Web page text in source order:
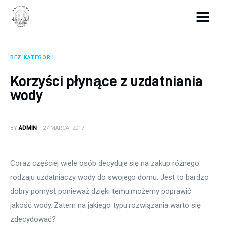
Remont
BEZ KATEGORII
Korzyści płynące z uzdatniania
wody
BY ADMIN 27 MARCA, 2017
Coraz częściej wiele osób decyduje się na zakup różnego
rodzaju uzdatniaczy wody do swojego domu. Jest to bardzo
dobry pomysł, ponieważ dzięki temu możemy poprawić
jakość wody. Zatem na jakiego typu rozwiązania warto się
zdecydować?